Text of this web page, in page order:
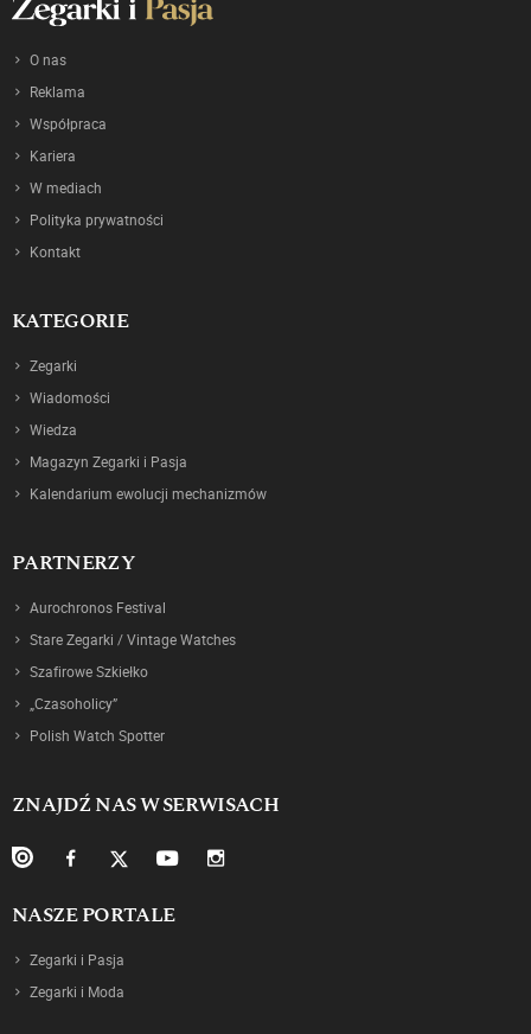
O nas
Reklama
Współpraca
Kariera
W mediach
Polityka prywatności
Kontakt
KATEGORIE
Zegarki
Wiadomości
Wiedza
Magazyn Zegarki i Pasja
Kalendarium ewolucji mechanizmów
PARTNERZY
Aurochronos Festival
Stare Zegarki / Vintage Watches
Szafirowe Szkiełko
„Czasoholicy”
Polish Watch Spotter
ZNAJDŹ NAS W SERWISACH
NASZE PORTALE
Zegarki i Pasja
Zegarki i Moda